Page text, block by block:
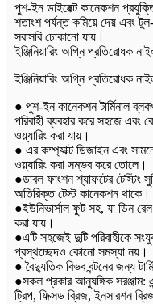
পুশ-ইন ডাইরেক্ট কানেকশন
শতাংশ পর্যন্ত কমিয়ে দেয় এবং
সরাসরি ঢোকানো যায়।
ইঞ্জিনিয়ারিং অগ্নি প্রতিরোধক
ইঞ্জিনিয়ারিং অগ্নি প্রতিরোধক
● পুশ-ইন কানেকশন টার্মিনাল
পরিবাহী ব্যবহার করে সহজে এবং
ওয়্যারিং করা যায়।
● এর কম্প্যাক্ট ডিজাইন এবং
ওয়্যারিং করা সম্ভব করে তোলে।
●ডাবল ফাংশন শ্যাফটের টেস্টিং
অতিরিক্ত টেস্ট কানেকশন থাকে।
●ইউনিভার্সাল ফুট সহ, যা
করা যায়।
●এটি সহজেই দুটি পরিবাহীকে
প্রস্থচ্ছেদও কোনো সমস্যা নয়।
● বৈদ্যুতিক বিভব বন্টনের জন্য
●সকল প্রকার আনুষঙ্গিক সরঞ্জাম:
ট্রিপ, ফিক্সড ব্রিজ, ইনসারশন